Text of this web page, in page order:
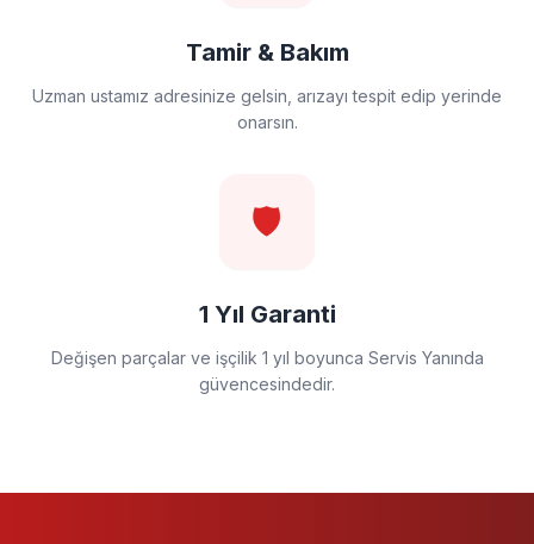
Tamir & Bakım
Uzman ustamız adresinize gelsin, arızayı tespit edip yerinde
onarsın.
🛡️
1 Yıl Garanti
Değişen parçalar ve işçilik 1 yıl boyunca Servis Yanında
güvencesindedir.